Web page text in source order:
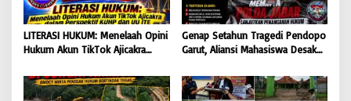
LITERASI HUKUM: Menelaah Opini
Hukum Akun TikTok Ajicakra
ITE
Genap Setahun Tragedi Pendopo
Garut, Aliansi Mahasiswa Desak
Berikan Kepastian Hukum